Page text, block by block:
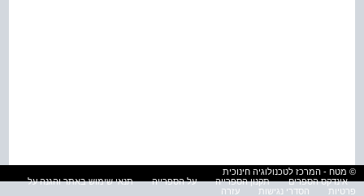
© מטח - המרכז לטכנולוגיה חינוכית
אינדקס הספרים
תקנון הספרייה על הספרייה
תנאי שימוש באתר והגנה על
פרטיות
הסדרי נגישות עזרה